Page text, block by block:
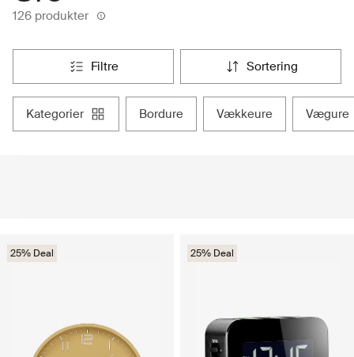
126 produkter
filtre sortering
kategorier bordure vækkeure vægure
25% Deal 25% Deal